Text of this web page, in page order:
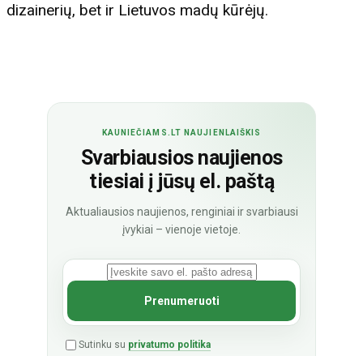
dizainerių, bet ir Lietuvos madų kūrėjų.
KAUNIEČIAMS.LT NAUJIENLAIŠKIS
Svarbiausios naujienos
tiesiai į jūsų el. paštą
Aktualiausios naujienos, renginiai ir svarbiausi
įvykiai – vienoje vietoje.
Sutinku su privatumo politika